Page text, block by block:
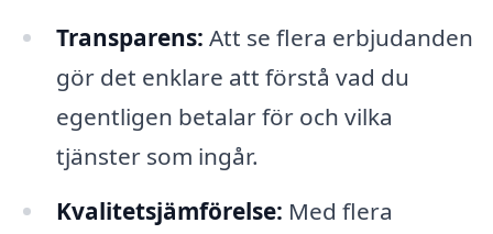
Transparens: Att se flera erbjudanden
gör det enklare att förstå vad du
egentligen betalar för och vilka
tjänster som ingår.
Kvalitetsjämförelse: Med flera